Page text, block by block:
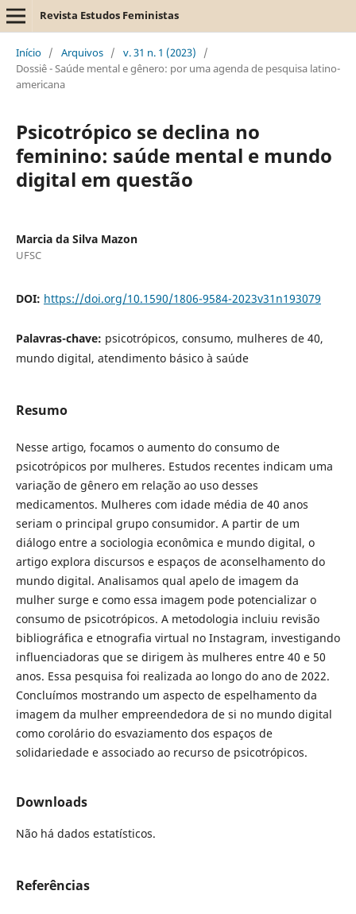
Revista Estudos Feministas
Início / Arquivos / v. 31 n. 1 (2023)
/
Dossiê - Saúde mental e gênero: por uma agenda de pesquisa latino-
americana
Psicotrópico se declina no
feminino: saúde mental e mundo
digital em questão
Marcia da Silva Mazon
UFSC
DOI: https://doi.org/10.1590/1806-9584-2023v31n193079
Palavras-chave: psicotrópicos, consumo, mulheres de 40,
mundo digital, atendimento básico à saúde
Resumo
Nesse artigo, focamos o aumento do consumo de
psicotrópicos por mulheres. Estudos recentes indicam uma
variação de gênero em relação ao uso desses
medicamentos. Mulheres com idade média de 40 anos
seriam o principal grupo consumidor. A partir de um
diálogo entre a sociologia econômica e mundo digital, o
artigo explora discursos e espaços de aconselhamento do
mundo digital. Analisamos qual apelo de imagem da
mulher surge e como essa imagem pode potencializar o
consumo de psicotrópicos. A metodologia incluiu revisão
bibliográfica e etnografia virtual no Instagram, investigando
influenciadoras que se dirigem às mulheres entre 40 e 50
anos. Essa pesquisa foi realizada ao longo do ano de 2022.
Concluímos mostrando um aspecto de espelhamento da
imagem da mulher empreendedora de si no mundo digital
como corolário do esvaziamento dos espaços de
solidariedade e associado ao recurso de psicotrópicos.
Downloads
Não há dados estatísticos.
Referências